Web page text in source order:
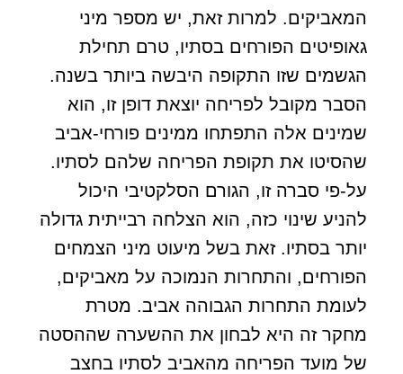
המאביקים. למרות זאת, יש מספר מיני
גאופיטים הפורחים בסתיו, טרם תחילת
הגשמים שזו התקופה היבשה ביותר בשנה.
הסבר מקובל לפריחה יוצאת דופן זו, הוא
שמינים אלה התפתחו ממינים פורחי-אביב
שהסיטו את תקופת הפריחה שלהם לסתיו.
על-פי סברה זו, הגורם הסלקטיבי היכול
להניע שינוי כזה, הוא הצלחה רבייתית גדולה
יותר בסתיו. זאת בשל מיעוט מיני הצמחים
הפורחים, והתחרות הנמוכה על מאביקים,
לעומת התחרות הגבוהה אביב. מטרת
מחקר זה היא לבחון את ההשערה שההסטה
של מועד הפריחה מהאביב לסתיו בחצב